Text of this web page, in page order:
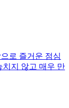
로 즐거운 점심
치지 않고 매우 만